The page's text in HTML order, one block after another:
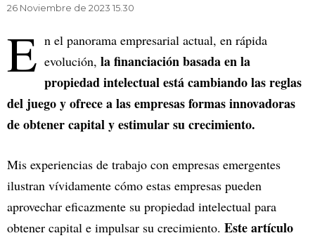
26 Noviembre de 2023 15.30
E n el panorama empresarial actual, en rápida
evolución, la financiación basada en la
propiedad intelectual está cambiando las reglas
del juego y ofrece a las empresas formas innovadoras
de obtener capital y estimular su crecimiento.
Mis experiencias de trabajo con empresas emergentes
ilustran vívidamente cómo estas empresas pueden
aprovechar eficazmente su propiedad intelectual para
obtener capital e impulsar su crecimiento. Este artículo